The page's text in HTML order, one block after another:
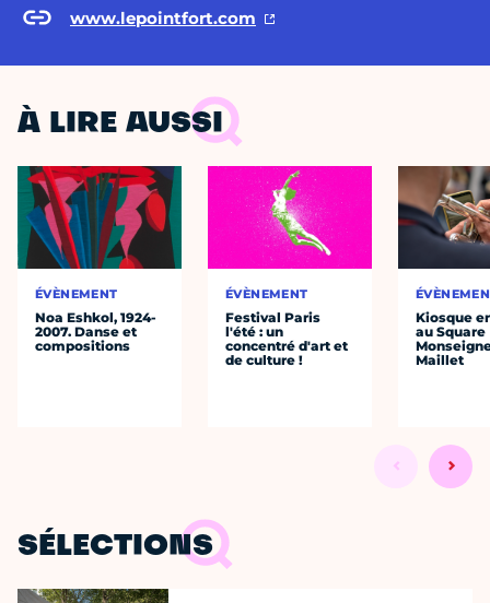
www.lepointfort.com
À LIRE AUSSI
ÉVÈNEMENT
Noa Eshkol, 1924-
2007. Danse et
compositions
ÉVÈNEMENT
Festival Paris
l'été : un
concentré d'art et
de culture !
Kiosque
au Square
Maillet
SÉLECTIONS